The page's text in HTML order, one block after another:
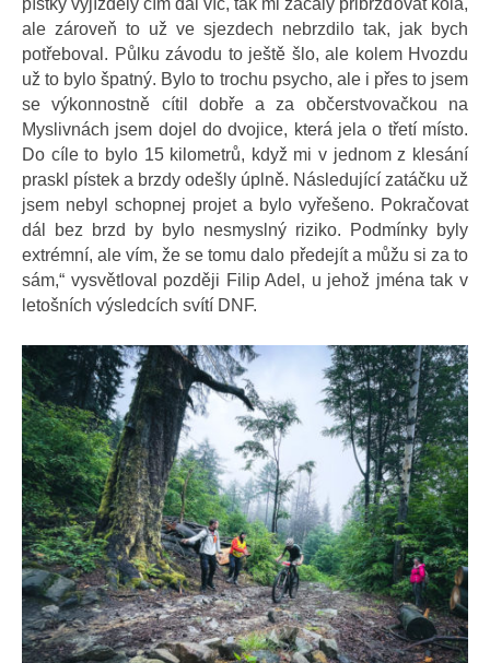
ale zároveň to už ve sjezdech nebrzdilo tak, jak bych
potřeboval. Půlku závodu to ještě šlo, ale kolem Hvozdu
už to bylo špatný. Bylo to trochu psycho, ale i přes to jsem
se výkonnostně cítil dobře a za občerstvovačkou na
Myslivnách jsem dojel do dvojice, která jela o třetí místo.
Do cíle to bylo 15 kilometrů, když mi v jednom z klesání
praskl pístek a brzdy odešly úplně. Následující zatáčku už
jsem nebyl schopnej projet a bylo vyřešeno. Pokračovat
dál bez brzd by bylo nesmyslný riziko. Podmínky byly
extrémní, ale vím, že se tomu dalo předejít a můžu si za to
sám,“ vysvětloval později Filip Adel, u jehož jména tak v
letošních výsledcích svítí DNF.